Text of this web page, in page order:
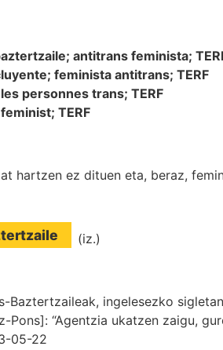
antitrans feminista;
feminista antitrans; TERF
personnes trans; TERF
TERF
hartzen ez dituen eta, beraz,
(iz.)
Baztertzaileak, ingelesezko
Pons]: “Agentzia ukatzen zaigu,
05-22